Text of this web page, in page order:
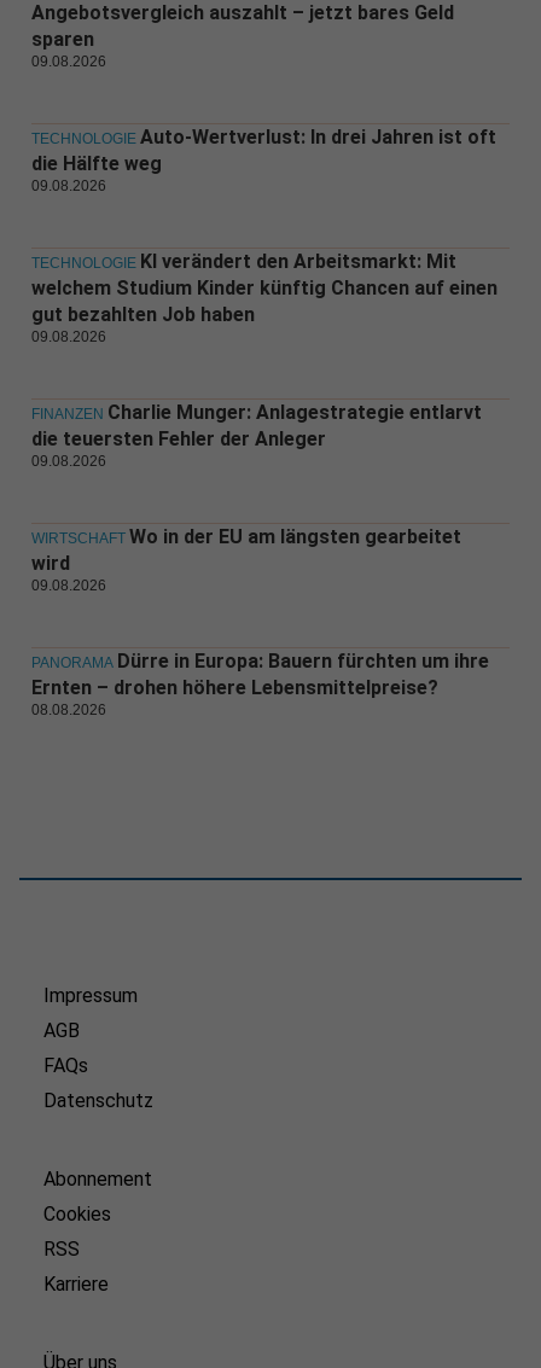
Angebotsvergleich auszahlt – jetzt bares Geld
sparen
09.08.2026
TECHNOLOGIE Auto-Wertverlust: In drei Jahren ist oft
die Hälfte weg
09.08.2026
TECHNOLOGIE KI verändert den Arbeitsmarkt: Mit
welchem Studium Kinder künftig Chancen auf einen
gut bezahlten Job haben
09.08.2026
FINANZEN Charlie Munger: Anlagestrategie entlarvt
die teuersten Fehler der Anleger
09.08.2026
WIRTSCHAFT Wo in der EU am längsten gearbeitet
wird
09.08.2026
PANORAMA Dürre in Europa: Bauern fürchten um ihre
Ernten – drohen höhere Lebensmittelpreise?
08.08.2026
Impressum
AGB
FAQs
Datenschutz
Abonnement
Cookies
RSS
Karriere
Über uns